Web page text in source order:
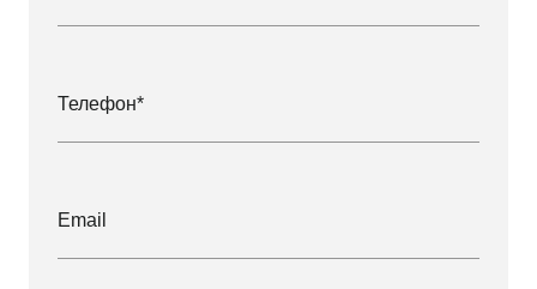
Телефон*
Email